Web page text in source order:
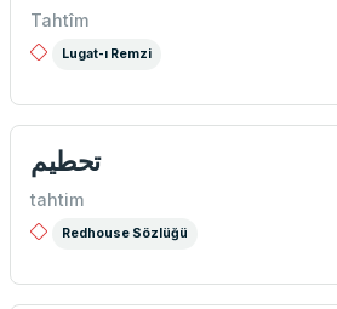
Tahtîm
Lugat-ı Remzi
تحطيم
tahtim
Redhouse Sözlüğü